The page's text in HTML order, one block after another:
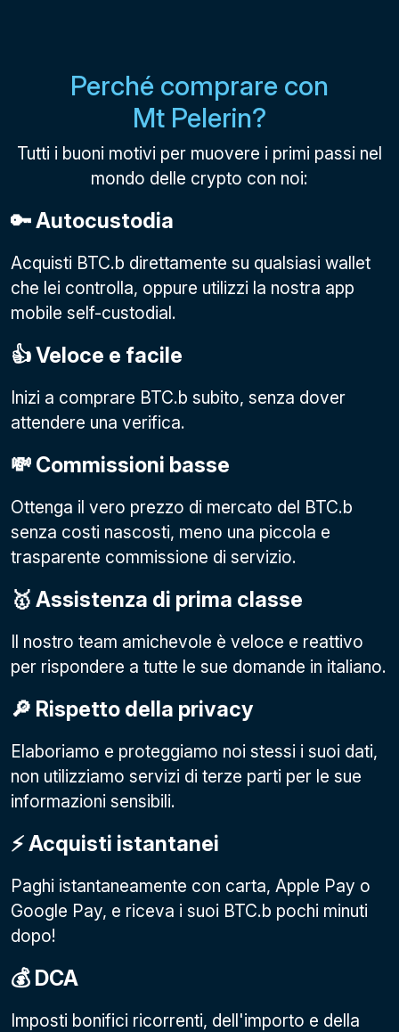
Perché comprare con
Mt Pelerin?
Tutti i buoni motivi per muovere i primi passi nel
mondo delle crypto con noi:
🔑 Autocustodia
Acquisti BTC.b direttamente su qualsiasi wallet
che lei controlla, oppure utilizzi la nostra app
mobile self-custodial.
👍 Veloce e facile
Inizi a comprare BTC.b subito, senza dover
attendere una verifica.
💸 Commissioni basse
Ottenga il vero prezzo di mercato del BTC.b
senza costi nascosti, meno una piccola e
trasparente commissione di servizio.
🥇 Assistenza di prima classe
Il nostro team amichevole è veloce e reattivo
per rispondere a tutte le sue domande in italiano.
🔎 Rispetto della privacy
Elaboriamo e proteggiamo noi stessi i suoi dati,
non utilizziamo servizi di terze parti per le sue
informazioni sensibili.
⚡️ Acquisti istantanei
Paghi istantaneamente con carta, Apple Pay o
Google Pay, e riceva i suoi BTC.b pochi minuti
dopo!
💰 DCA
Imposti bonifici ricorrenti, dell'importo e della